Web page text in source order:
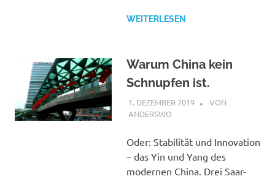
WEITERLESEN
Warum China kein
Schnupfen ist.
1. DEZEMBER 2019 STEPHAN
VON
ANDERSWO
Oder: Stabilität und Innovation
– das Yin und Yang des
modernen China. Drei Saar-